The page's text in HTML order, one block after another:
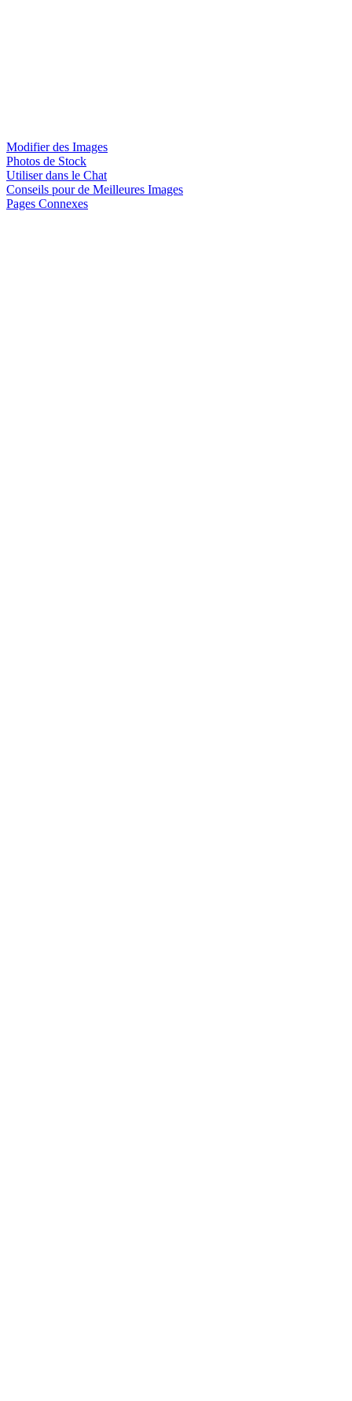
Modifier des Images
Photos de Stock
Utiliser dans le Chat
Conseils pour de Meilleures Images
Pages Connexes